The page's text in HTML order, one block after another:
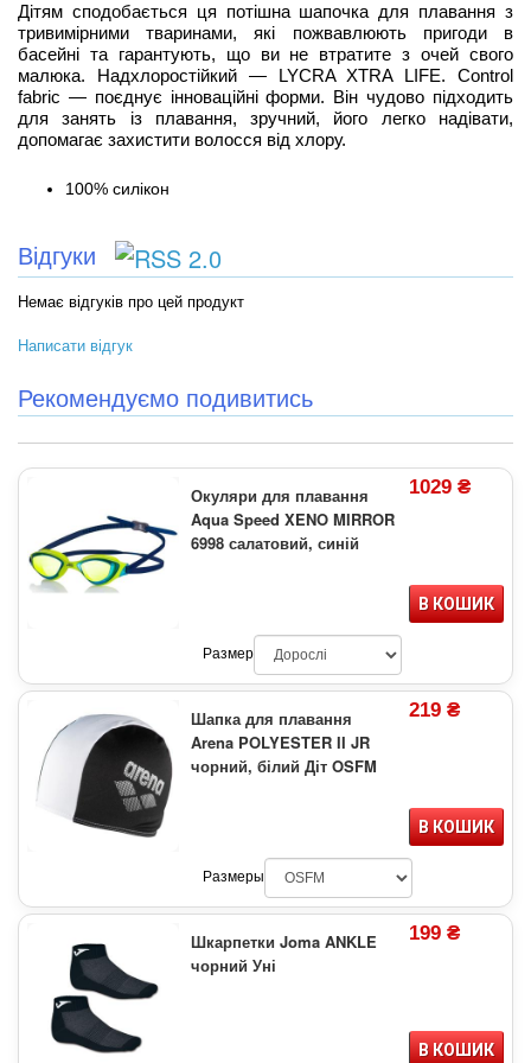
Дітям сподобається ця потішна шапочка для плавання з
тривимірними тваринами, які пожвавлюють пригоди в
басейні та гарантують, що ви не втратите з очей свого
малюка. Надхлоростійкий — LYCRA XTRA LIFE. Control
fabric — поєднує інноваційні форми. Він чудово підходить
для занять із плавання, зручний, його легко надівати,
допомагає захистити волосся від хлору.
100% силікон
Відгуки
Немає відгуків про цей продукт
Написати відгук
Рекомендуємо подивитись
Окуляри для плавання
Aqua Speed XENO MIRROR
6998 салатовий, синій
1029 ₴
В КОШИК
Размер
Шапка для плавання
Arena POLYESTER II JR
чорний, білий Діт OSFM
219 ₴
В КОШИК
Размеры
Шкарпетки Joma ANKLE
чорний Уні
199 ₴
В КОШИК